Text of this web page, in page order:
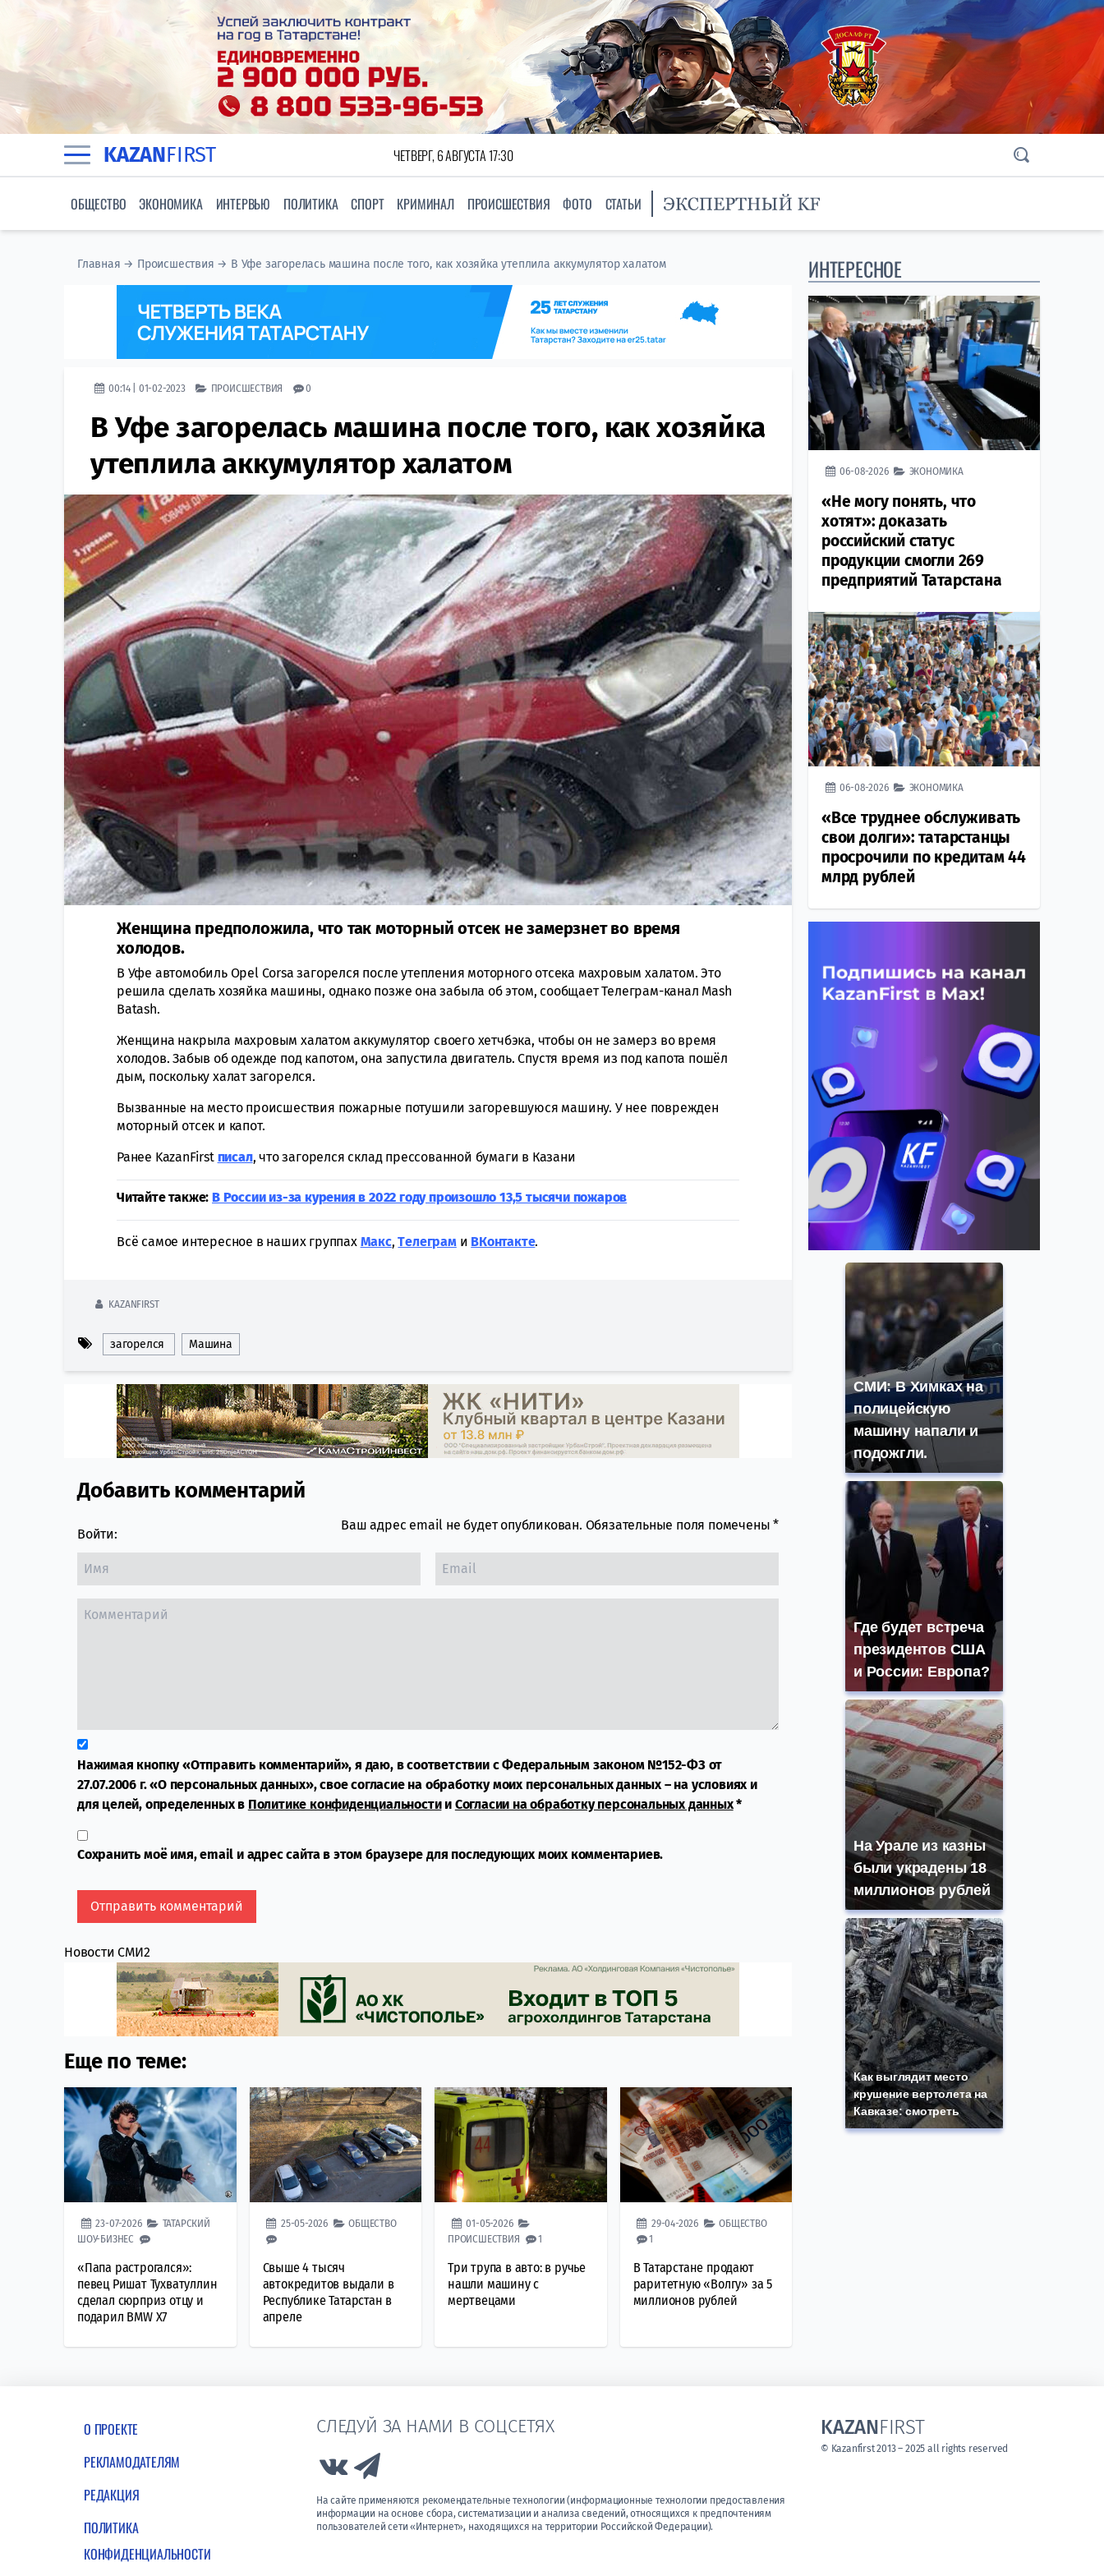
KAZANFIRST ЧЕТВЕРГ, 6 АВГУСТА 17:30
ОБЩЕСТВО ЭКОНОМИКА ИНТЕРВЬЮ ПОЛИТИКА СПОРТ КРИМИНАЛ ПРОИСШЕСТВИЯ ФОТО СТАТЬИ
Главная → Происшествия → В Уфе загорелась машина после того, как хозяйка утеплила аккумулятор халатом
00:14 | 01-02-2023 ПРОИСШЕСТВИЯ 0
В Уфе загорелась машина после того, как хозяйка
утеплила аккумулятор халатом
Женщина предположила, что так моторный отсек не замерзнет во время
холодов.
В Уфе автомобиль Opel Corsa загорелся после утепления моторного отсека махровым халатом. Это
решила сделать хозяйка машины, однако позже она забыла об этом, сообщает Телеграм-канал Mash
Batash.
Женщина накрыла махровым халатом аккумулятор своего хетчбэка, чтобы он не замерз во время
холодов. Забыв об одежде под капотом, она запустила двигатель. Спустя время из под капота пошёл
дым, поскольку халат загорелся.
Вызванные на место происшествия пожарные потушили загоревшуюся машину. У нее поврежден
моторный отсек и капот.
Ранее KazanFirst писал, что загорелся склад прессованной бумаги в Казани
Читайте также: В России из-за курения в 2022 году произошло 13,5 тысячи пожаров
Всё самое интересное в наших группах Макс,Tелеграми ВКонтакте.
KAZANFIRST
загорелся Машина
Comment section
Добавить комментарий
Войти:
Ваш адрес email не будет опубликован. Обязательные поля помечены*
Нажимая кнопку «Отправить комментарий», я даю, в соответствии с Федеральным законом №152-ФЗ от
27.07.2006 г. «О персональных данных», свое согласие на обработку моих персональных данных – на условиях и
для целей, определенных в Политике конфиденциальностии Согласии на обработку персональных данных*
Сохранить моё имя, email и адрес сайта в этом браузере для последующих моих комментариев.
Новости СМИ2
Еще по теме:
23-07-2026
ТАТАРСКИЙ
ШОУ-БИЗНЕС
«Папа растрогался»:
певец Ришат Тухватуллин
сделал сюрприз отцу и
подарил BMW X7
25-05-2026 ОБЩЕСТВО
Свыше 4 тысяч
автокредитов выдали в
Республике Татарстан в
апреле
01-05-2026
ПРОИСШЕСТВИЯ
1
Три трупа в авто: в ручье
нашли машину с
мертвецами
29-04-2026
ОБЩЕСТВО
1
В Татарстане продают
раритетную «Волгу» за 5
миллионов рублей
ИНТЕРЕСНОЕ
06-08-2026 ЭКОНОМИКА
«Не могу понять, что
хотят»: доказать
российский статус
продукции смогли 269
предприятий Татарстана
06-08-2026 ЭКОНОМИКА
«Все труднее обслуживать
свои долги»: татарстанцы
просрочили по кредитам 44
млрд рублей
СМИ: В Химках на
полицейскую
машину напали и
подожгли.
Где будет встреча
президентов США
и России: Европа?
На Урале из казны
были украдены 18
миллионов рублей
Как выглядит место
крушение вертолета на
Кавказе: смотреть
О ПРОЕКТЕ
РЕКЛАМОДАТЕЛЯМ
РЕДАКЦИЯ
ПОЛИТИКА
КОНФИДЕНЦИАЛЬНОСТИ
СЛЕДУЙ ЗА НАМИ В СОЦСЕТЯХ
Link to Vk
На сайте применяются рекомендательные технологии (информационные технологии предоставления
информации на основе сбора, систематизации и анализа сведений, относящихся к предпочтениям
пользователей сети «Интернет», находящихся на территории Российской Федерации).
KAZANFIRST
© Kazanfirst 2013 – 2025 all rights reserved